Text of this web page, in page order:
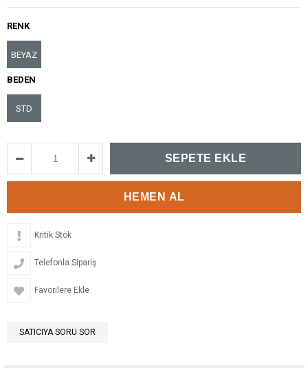
RENK
BEYAZ
BEDEN
STD
Kritik Stok
Telefonla Sipariş
Favorilere Ekle
SATICIYA SORU SOR